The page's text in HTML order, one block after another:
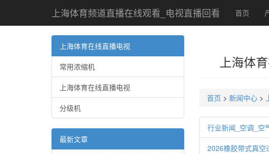
上海体育频道直播在线观看_电视直播回看 首页
上海体育在线直播电视
常用浓缩机
上海体育在线直播电视
分级机
最新文章
上海体
首页 > 新闻中心>
行业新闻_空调_空
2026橡胶带式真空